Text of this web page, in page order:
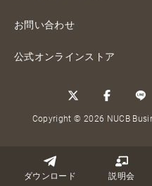
ダウンロード 説明会
お問い合わせ
公式オンラインストア
Copyright © 2026 NUCB